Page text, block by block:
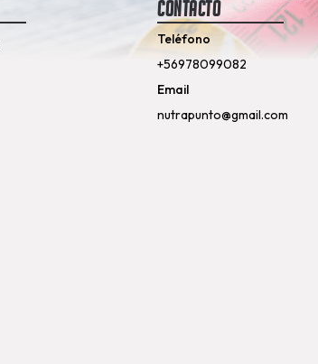
Contacto
Teléfono
+56978099082
Email
nutrapunto@gmail.com